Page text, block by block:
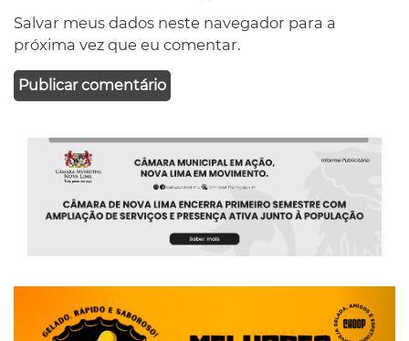
Salvar meus dados neste navegador para a
próxima vez que eu comentar.